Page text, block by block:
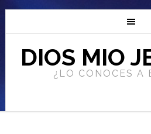
DIOS MIO
¿LO CONOCES A